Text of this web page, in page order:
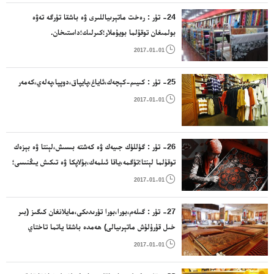
24- تۈر : رەخت ماتېرىياللىرى ۋە باشقا تۈرگە تەۋە
بولمىغان توقۇلما بويۇملار؛كىرلىك؛داستىخان.

2017-01-01
25- تۈر : كىيىم-كېچەك،ئاياغ،پايپاق،دوپپا،پەلەي،كەمەر

2017-01-01
26- تۈر : گۈللۈك جىيەك ۋە كەشتە بىسىش،لېنتا ۋە بېزەك
توقۇلما لېنتا؛تۈگمە،ياقا ئىلمەك،بۇلاپكا ۋە تىكىش يىڭنىسى؛
سۈنئىي گۈل.

2017-01-01
27- تۈر : گىلەم،بورا،بورا تۈرىدىكى،مايلانغان كىگىز (بىر
خىل قۇرۇلۇش ماتېرىيالى) ھەمدە باشقا ياتما تاختاي
ماتېرىياللىرى؛غەيرىي توقۇلما بويۇمدا ياسالغان تام

2017-01-01